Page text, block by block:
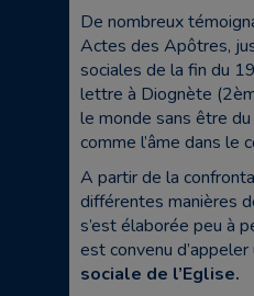
De nombreux
Actes des Apôtres,
sociales de la fin du
lettre à Diognète
le monde sans être
comme l’âme dans le
A partir de la
différentes manières
s’est élaborée peu à
est convenu
sociale de l’Eglise.